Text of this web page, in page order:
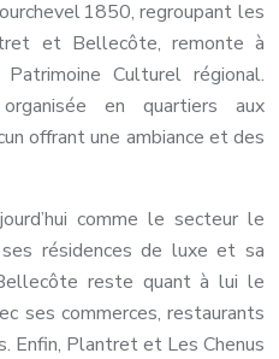
1850, regroupant les
et Bellecôte, remonte à
Culturel régional.
en quartiers aux
offrant une ambiance et des
comme le secteur le
résidences de luxe et sa
reste quant à lui le
ses commerces, restaurants
Enfin, Plantret et Les Chenus